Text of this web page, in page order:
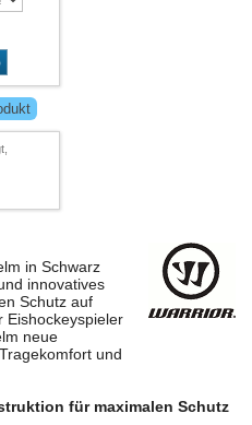
in Schwarz
innovatives
Schutz auf
Eishockeyspieler
neue
und
für maximalen Schutz